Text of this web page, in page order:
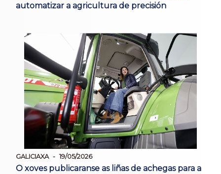
automatizar a agricultura de precisión
GALICIAXA 19/05/2026
O xoves publicaranse as liñas de achegas para a